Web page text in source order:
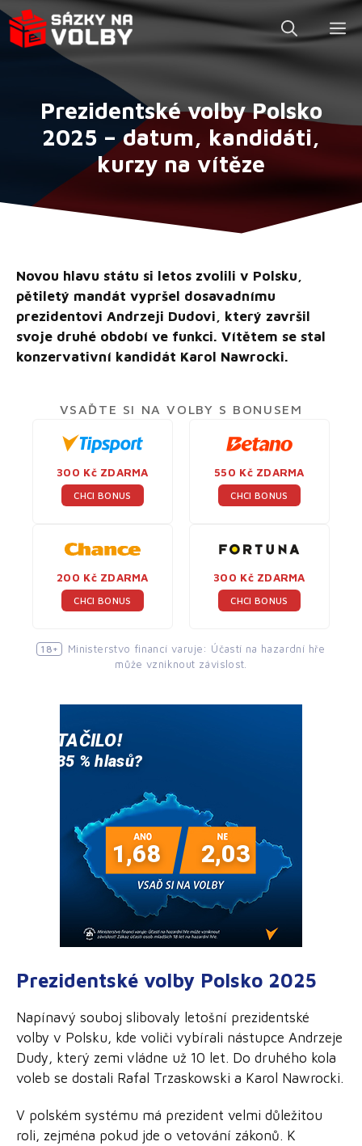
Přeskočit
na
obsah
Prezidentské volby Polsko
2025 – datum, kandidáti,
kurzy na vítěze
Novou hlavu státu si letos zvolili v Polsku,
pětiletý mandát vypršel dosavadnímu
prezidentovi Andrzeji Dudovi, který završil
svoje druhé období ve funkci. Vítětem se stal
konzervativní kandidát Karol Nawrocki.
VSAĎTE SI NA VOLBY S BONUSEM
300 Kč ZDARMA
CHCI BONUS
550 Kč ZDARMA
CHCI BONUS
200 Kč ZDARMA
CHCI BONUS
300 Kč ZDARMA
CHCI BONUS
18+
Ministerstvo financí varuje: Účastí na hazardní hře
může vzniknout závislost.
Prezidentské volby Polsko 2025
Napínavý souboj slibovaly letošní prezidentské
volby v Polsku, kde voliči vybírali nástupce Andrzeje
Dudy, který zemi vládne už 10 let. Do druhého kola
voleb se dostali Rafal Trzaskowski a Karol Nawrocki.
V polském systému má prezident velmi důležitou
roli, zejména pokud jde o vetování zákonů. K